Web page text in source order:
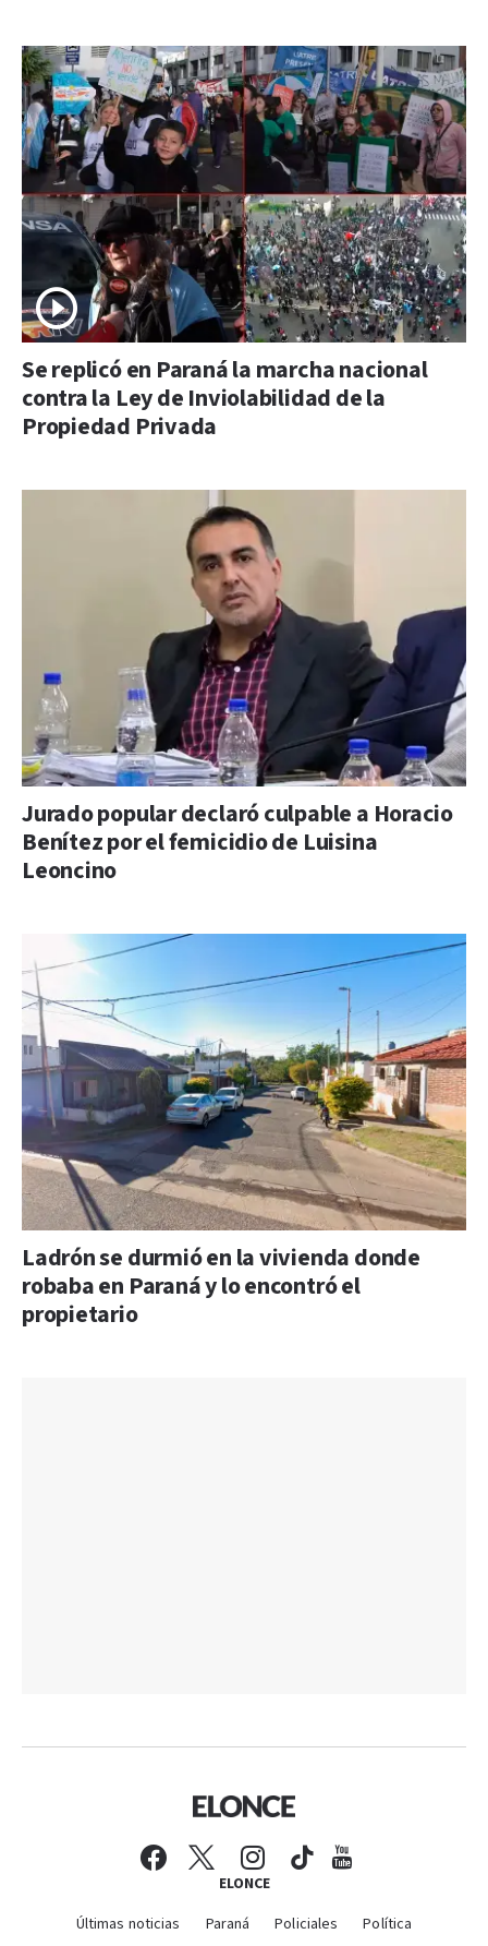
Se replicó en Paraná la marcha nacional
contra la Ley de Inviolabilidad de la
Propiedad Privada
Jurado popular declaró culpable a Horacio
Benítez por el femicidio de Luisina
Leoncino
Ladrón se durmió en la vivienda donde
robaba en Paraná y lo encontró el
propietario
ELONCE
Últimas noticias Paraná Policiales
Política